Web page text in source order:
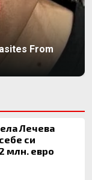
From
Лечева
си
млн. евро